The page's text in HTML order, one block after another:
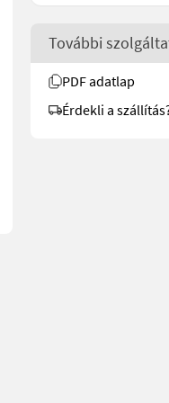
8678 for
További
PDF adatlap
Érdekli a